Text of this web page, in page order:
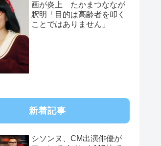
画が炎上 たかまつななが
釈明「目的は高齢者を叩く
ことではありません」
新着記事
シソンヌ、CM出演俳優が